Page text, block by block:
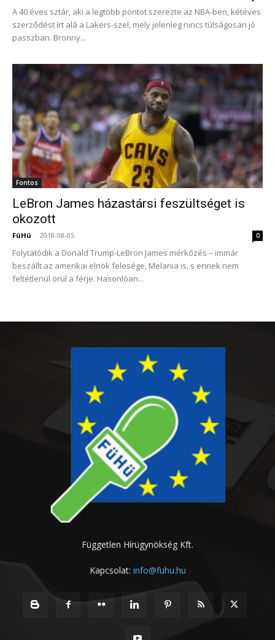
A 40 éves sztár, aki a legtöbb pontot szerezte az NBA-ben, kétéves
szerződést írt alá a Lakers-szel, mely jelenleg nincs túlságosan jó
passzban. Bronny...
Fontos
LeBron James házastársi feszültséget is
okozott
FüHü - 2018-08-05 0
Folytatódik a Donald Trump-LeBron James mérkőzés – immár
beszállt az amerikai elnök felesége, Melania is, s ennek nem
feltétlenül örül a férje. Hasonlóan...
Független Hírügynökség Kft.
Kapcsolat: info@fuhu.hu